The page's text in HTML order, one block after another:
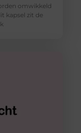
omwikkeld
kapsel zit de